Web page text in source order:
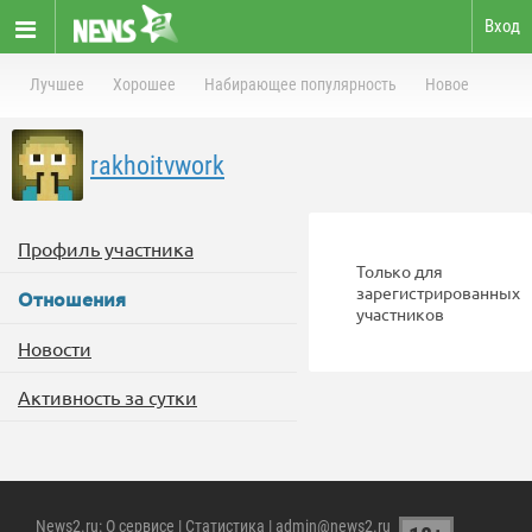
Вход
Лучшее Хорошее Набирающее популярность Новое
rakhoitvwork
Профиль участника
Отношения
Новости
Активность за сутки
Только для
зарегистрированных
участников
News2.ru: О сервисе | Статистика | admin@news2.ru